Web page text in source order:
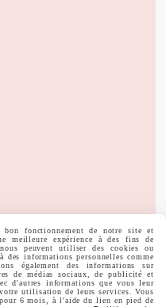
fonctionnement de notre site et
meilleure expérience à des fins de
peuvent utiliser des cookies ou
des informations personnelles comme
également des informations sur
de médias sociaux, de publicité et
d'autres informations que vous leur
utilisation de leurs services. Vous
6 mois, à l'aide du lien en pied de